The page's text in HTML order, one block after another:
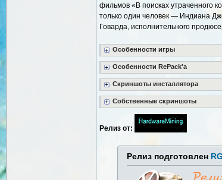
фильмов «В поисках утраченного
только один человек — Индиана
Говарда, исполнительного
Особенности игры
Особенности RePack'a
Скриншоты инсталлятора
Собственные скриншоты
Релиз от:
Релиз подготовлен